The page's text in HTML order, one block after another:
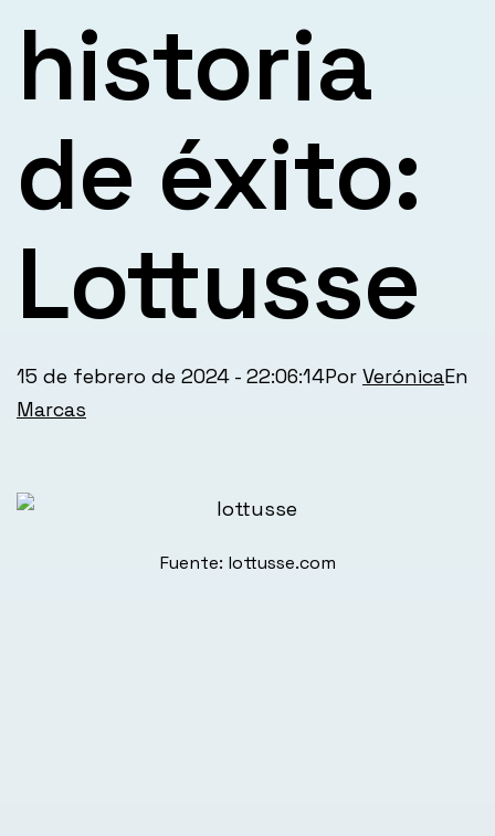
historia
de éxito:
Lottusse
Publicada
el
15 de febrero de 2024 - 22:06:14Por Verónica
Marcas
Fuente: lottusse.com